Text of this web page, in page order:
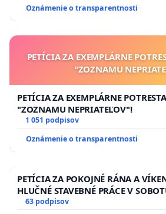
Oznámenie o transparentnosti
PETÍCIA ZA EXEMPLÁRNE
"ZOZNAMU
PETÍCIA ZA EXEMPLÁRNE
"ZOZNAMU NEPRIATEĽOV"!
1 051 podpisov
Oznámenie o transparentnosti
PETÍCIA ZA POKOJNÉ RÁNA A
HLUČNÉ STAVEBNÉ PRÁCE V
13.00 HOD., CEZ PRACOVNÝ
63 podpisov